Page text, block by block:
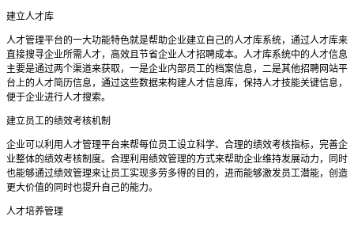
建立人才库
人才管理平台的一大功能特色就是帮助企业建立自己的人才库系统，通过人才库来
直接搜寻企业所需人才，高效且节省企业人才招聘成本。人才库系统中的人才信息
主要是通过两个渠道来获取，一是企业内部员工的档案信息，二是其他招聘网站平
台上的人才简历信息，通过这些数据来构建人才信息库，保持人才技能关键信息，
便于企业进行人才搜索。
建立员工的绩效考核机制
企业可以利用人才管理平台来帮每位员工设立科学、合理的绩效考核指标，完善企
业整体的绩效考核制度。合理利用绩效管理的方式来帮助企业维持发展动力，同时
也能够通过绩效管理来让员工实现多劳多得的目的，进而能够激发员工潜能，创造
更大价值的同时也提升自己的能力。
人才培养管理